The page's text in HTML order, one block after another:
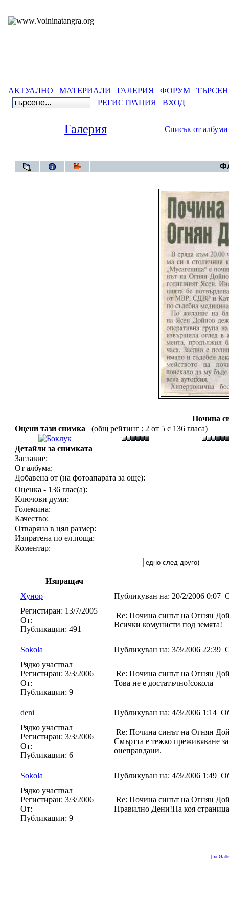
АКТУАЛНО МАТЕРИАЛИ ГАЛЕРИЯ ФОРУМ
РЕГИСТРАЦИЯ
ВХОД
Галерия Списък от албуми
Почина
Оцени тази снимка
(общ рейтинг : 2 от 5 с 136 гласа)
Детайли за снимката
Заглавие:
От албума:
Добавена от (на фотоапарата за още):
Оценка - 136 глас(а):
Ключови думи:
Големина:
Качество:
Отваряна в цял размер:
Изпратена по ел.поща:
Коментар:
Изпращач
Хунор
Публикуван на: 20/2/2006 0:07
Регистиран: 13/7/2005
От:
Публикации: 491
Re: Почина синът на Огнян
Всички комунисти под земята!
Sokola Публикуван на: 3/3/2006 22:39
Рядко участвал
Регистиран: 3/3/2006
От:
Публикации: 9
Re: Почина синът на Огнян
Това не е достатъчно!сокола
deni Публикуван на: 4/3/2006 1:14
Рядко участвал
Регистиран: 3/3/2006
От:
Публикации: 6
Re: Почина синът на Огнян
Смъртта е тежко преживяване
онеправдани.
Sokola Публикуван на: 4/3/2006 1:49
Рядко участвал
Регистиран: 3/3/2006
От:
Публикации: 9
Re: Почина синът на Огнян
Правилно Дени!На коя страница
[